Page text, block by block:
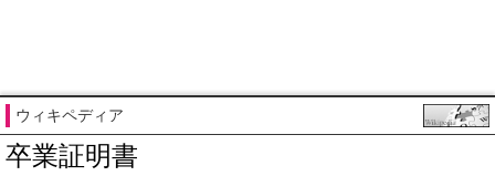
ウィキペディア
卒業証明書